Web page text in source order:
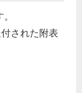
された附表